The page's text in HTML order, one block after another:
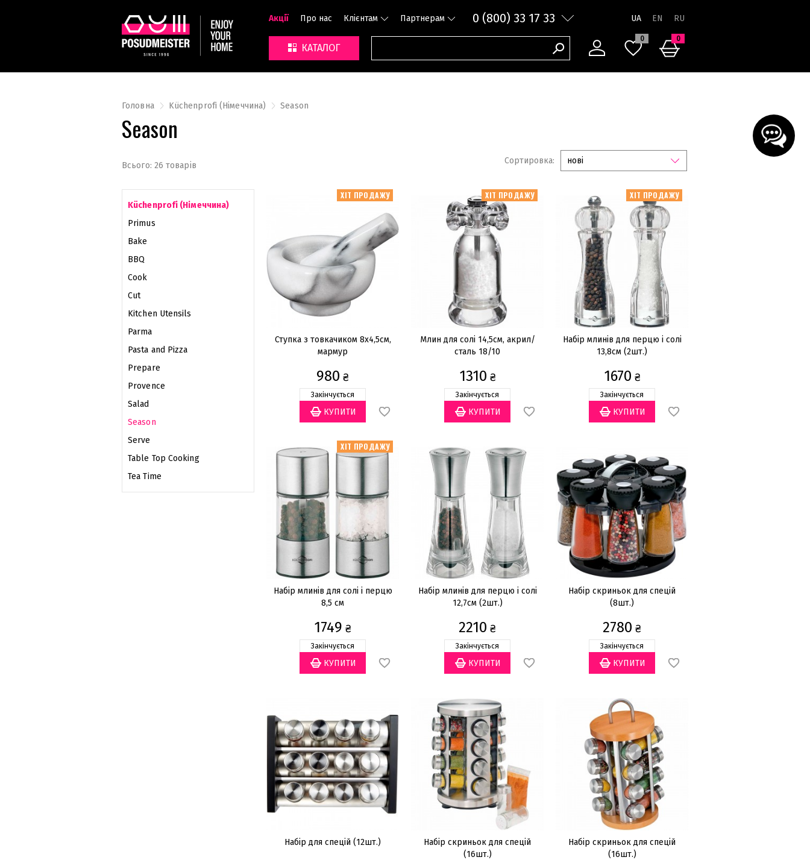
Акції Про нас Клієнтам Партнерам 0 (800) 33 17 33 UA
КАТАЛОГ
0 0
Головна Küchenprofi (Німеччина) Season
Season
Всього: 26 товарів Сортировка: нові
Küchenprofi (Німеччина)
Primus
Bake
BBQ
Cook
Cut
Kitchen Utensils
Parma
Pasta and Pizza
Prepare
Provence
Salad
Season
Serve
Table Top Cooking
Tea Time
ХІТ ПРОДАЖУ
Ступка з товкачиком 8х4,5см,
мармур
980 ₴
Закінчується
ХІТ ПРОДАЖУ
Млин для солі 14,5см, акрил/
сталь 18/10
1310 ₴
Закінчується
ХІТ ПРОДАЖУ
Набір млинів для перцю і солі
13,8см (2шт.)
1670 ₴
Закінчується
ХІТ ПРОДАЖУ
Набір млинів для солі і перцю
8,5 см
1749 ₴
Закінчується
Набір млинів для перцю і солі
12,7см (2шт.)
2210 ₴
Закінчується
Набір скриньок для спецій
(8шт.)
2780 ₴
Закінчується
Набір для спецій (12шт.)
Набір скриньок для спецій
(16шт.)
Набір скриньок для спецій
(16шт.)